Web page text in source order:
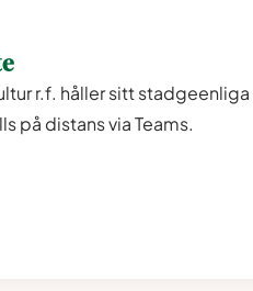
r.f. håller sitt
på distans via Teams.